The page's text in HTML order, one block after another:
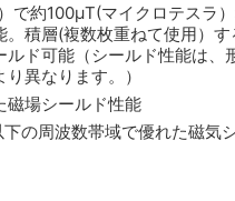
で約100μT(マイクロテスラ
。積層(複数枚重ねて使用）す
ルド可能（シールド性能は、
異なります。）
磁場シールド性能
の周波数帯域で優れた磁気